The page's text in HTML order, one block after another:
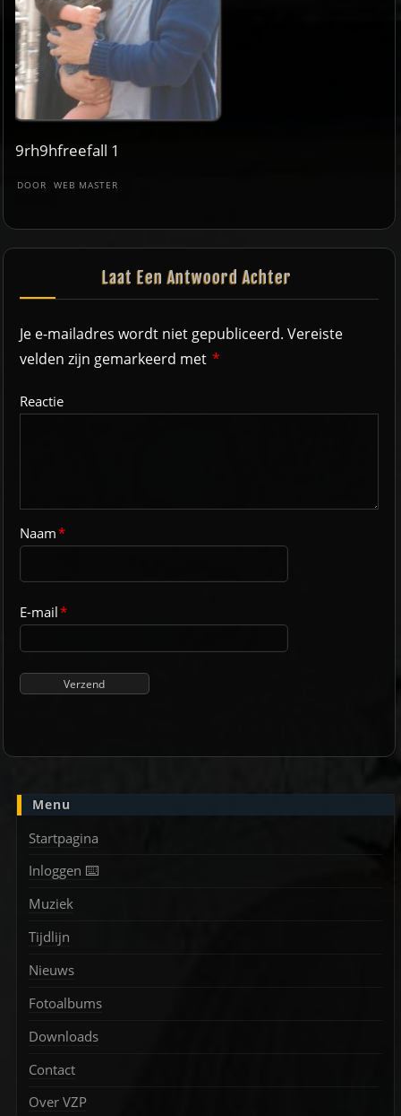
9rh9hfreefall 1
DOOR WEB MASTER
Laat Een Antwoord Achter
Je e-mailadres wordt niet gepubliceerd. Vereiste
velden zijn gemarkeerd met *
Reactie
Naam*
E-mail*
Menu
Startpagina
Inloggen ⌨️
Muziek
Tijdlijn
Nieuws
Fotoalbums
Downloads
Contact
Over VZP